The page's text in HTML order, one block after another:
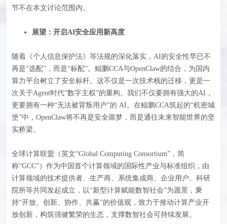
节不在本文讨论范围内。
展望：开启AI安全应用新高度
随着《个人信息保护法》等法规的深化落实，AI的安全性早已不
再是“选配”，而是“标配”。鲲鹏CCA与OpenClaw的结合，为国内
算力平台树立了安全标杆。这不仅是一次技术栈的迁移，更是一
次关于Agent时代“数字主权”的重构。我们不仅要拥有强大的AI，
更要拥有一种“无法被背叛用户”的 AI。在鲲鹏CCA筑起的“机密城
堡”中，OpenClaw将不再是安全噩梦，而是通往未来智能世界的坚
实桥梁。
全球计算联盟（英文“Global Computing Consortium”，简
称“GCC”）作为中国首个计算领域的国际性产业与标准组织，由
计算领域的技术提供者、生产商、系统集成商、企业用户、科研
院所等共同发起成立，以“新型计算赋能数智社会”为愿景，秉
持“开放、创新、协作、共赢”的价值观，致力于推动计算产业开
放创新，构筑强健繁荣的生态，支撑数智社会可持续发展。